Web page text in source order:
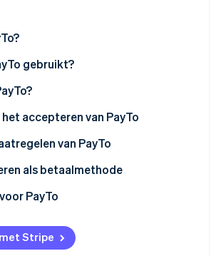
een start-up
Sessions 2026
hoe Stripe de economische
Nu bekijken
Ecosysteem
Partners
gebruikt?
accepteren van PayTo
van PayTo
als betaalmethode
accepteren van PayTo
accepteren van PayTo
PayTo
Stripe